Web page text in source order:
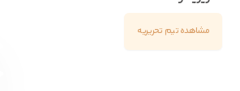
مشاهده تیم تحریریه